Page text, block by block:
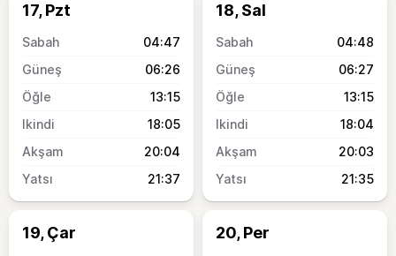
17, Pzt
04:47
06:26
13:15
18:05
20:04
21:37
18, Sal
04:48
06:27
13:15
18:04
20:03
21:35
19, Çar 20, Per